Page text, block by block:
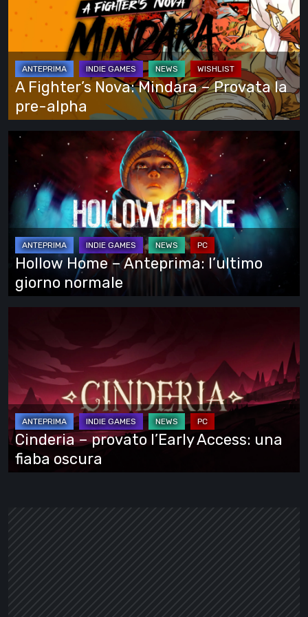
tutto
Mindara
Provata
la
alpha
A Fighter’s Nova: Mindara – Provata la
pre-alpha
Hollow
Home
Anteprima:
l’ultimo
giorno
normale
Hollow Home – Anteprima: l’ultimo
giorno normale
provato
l’Early
Access:
una
fiaba
oscura
Cinderia – provato l’Early Access: una
fiaba oscura